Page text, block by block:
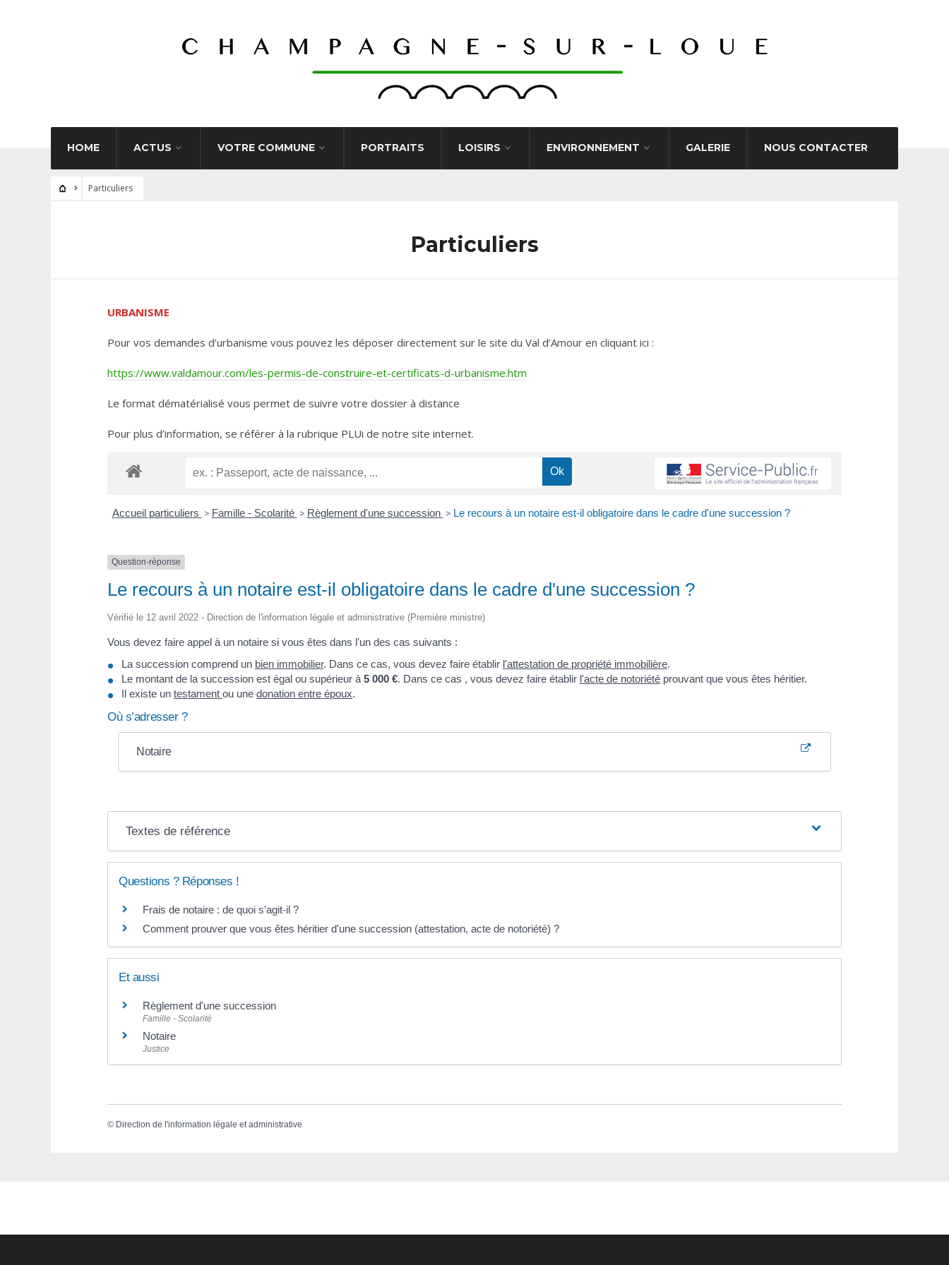
HOME ACTUS VOTRE COMMUNE PORTRAITS LOISIRS ENVIRONNEMENT GALERIE NOUS CONTACTER
Particuliers
Particuliers
URBANISME
Pour vos demandes d’urbanisme vous pouvez les déposer directement sur le site du Val d’Amour en cliquant ici :
https://www.valdamour.com/les-permis-de-construire-et-certificats-d-urbanisme.htm
Le format dématérialisé vous permet de suivre votre dossier à distance
Pour plus d’information, se référer à la rubrique PLUi de notre site internet.
Accueil particuliers > Famille - Scolarité > Règlement d'une succession > Le recours à un notaire est-il obligatoire dans le cadre d'une succession ?
Question-réponse
Le recours à un notaire est-il obligatoire dans le cadre d'une succession ?
Vérifié le 12 avril 2022 - Direction de l'information légale et administrative (Première ministre)
Vous devez faire appel à un notaire si vous êtes dans l'un des cas suivants :
La succession comprend un bien immobilier. Dans ce cas, vous devez faire établir l'attestation de propriété immobilière.
Le montant de la succession est égal ou supérieur à 5 000 €. Dans ce cas , vous devez faire établir l'acte de notoriété prouvant que vous êtes héritier.
Il existe un testament ou une donation entre époux.
Où s’adresser ?
Notaire
Textes de référence
Questions ? Réponses !
Frais de notaire : de quoi s'agit-il ?
Comment prouver que vous êtes héritier d'une succession (attestation, acte de notoriété) ?
Et aussi
Règlement d'une succession
Famille - Scolarité
Notaire
Justice
© Direction de l'information légale et administrative